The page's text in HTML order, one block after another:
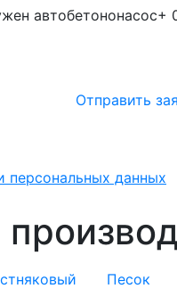
автобетононасос+
Отправить
персональных данных
Песок